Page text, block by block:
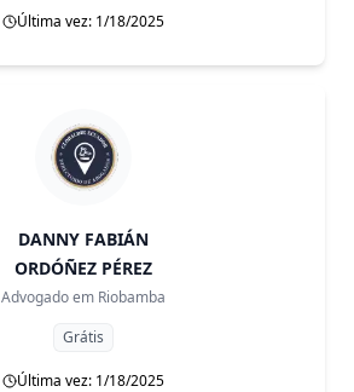
Última vez: 1/18/2025
DANNY FABIÁN
ORDÓÑEZ PÉREZ
Advogado em Riobamba
Grátis
Última vez: 1/18/2025